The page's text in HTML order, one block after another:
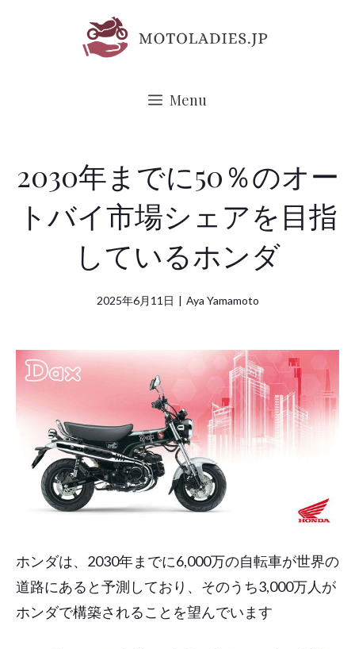
Menu
2030年までに50％のオー
トバイ市場シェアを目指
しているホンダ
2025年6月11日 | Aya Yamamoto
ホンダは、2030年までに6,000万の自転車が世界の
道路にあると予測しており、そのうち3,000万人が
ホンダで構築されることを望んでいます